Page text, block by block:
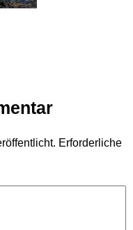
Erforderliche